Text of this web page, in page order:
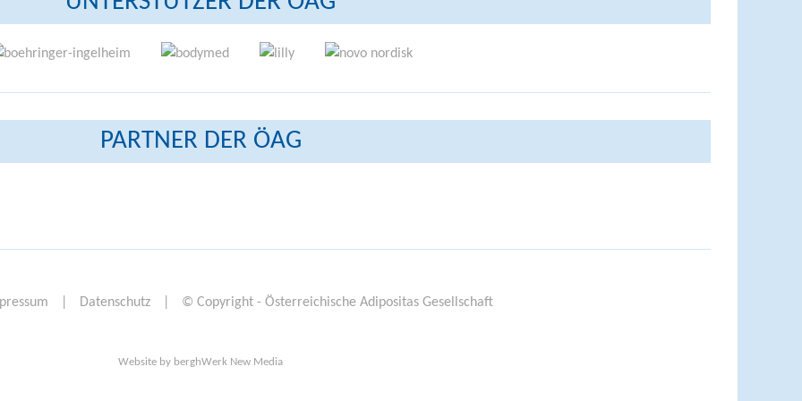
PARTNER DER ÖAG
Datenschutz © Copyright - Österreichische Adipositas Gesellschaft
Website by berghWerk New Media